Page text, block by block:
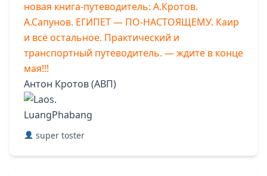
новая книга-путеводитель: А.Кротов.
А.Сапунов. ЕГИПЕТ — ПО-НАСТОЯЩЕМУ. Каир
и всё остальное. Практический и
транспортный путеводитель. — ждите в конце
мая!!!
Антон Кротов (АВП)
super toster